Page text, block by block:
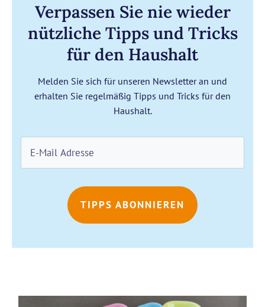
Verpassen Sie nie wieder
nützliche Tipps und Tricks
für den Haushalt
Melden Sie sich für unseren Newsletter an und
erhalten Sie regelmäßig Tipps und Tricks für den
Haushalt.
TIPPS ABONNIEREN